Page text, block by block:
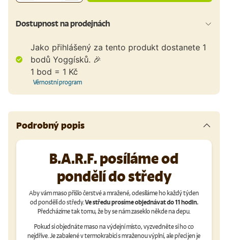
Dostupnost na prodejnách
Jako přihlášený za tento produkt dostanete 1
bodů Yoggísků. 🎉
1 bod = 1 Kč
Věrnostní program
Podrobný popis
B.A.R.F. posíláme od
pondělí do středy
Aby vám maso přišlo čerstvé a mražené, odesíláme ho každý týden
od pondělí do středy.Ve středu prosíme objednávat do 11 hodin.
Předcházíme tak tomu, že by se nám zaseklo někde na depu.
Pokud si objednáte maso na výdejní místo, vyzvedněte si ho co
nejdříve. Je zabalené v termokrabici s mraženou výplní, ale přeci jen je